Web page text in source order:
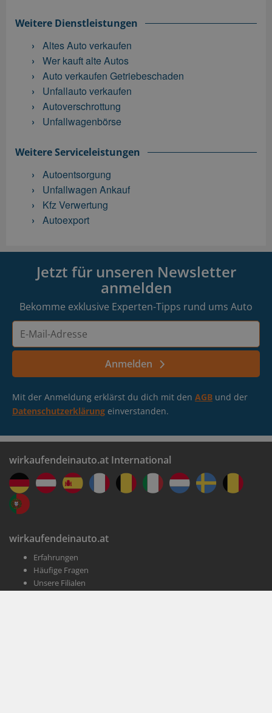
Weitere Dienstleistungen
Altes Auto verkaufen
Wer kauft alte Autos
Auto verkaufen Getriebeschaden
Unfallauto verkaufen
Autoverschrottung
Unfallwagenbörse
Weitere Serviceleistungen
Autoentsorgung
Unfallwagen Ankauf
Kfz Verwertung
Autoexport
Jetzt für unseren Newsletter
anmelden
Bekomme exklusive Experten-Tipps rund ums Auto
Adresse
Anmelden
Mit der Anmeldung erklärst du dich mit den AGB und der
Datenschutzerklärung einverstanden.
wirkaufendeinauto.at International
wirkaufendeinauto.at
Erfahrungen
Häufige Fragen
Unsere Filialen